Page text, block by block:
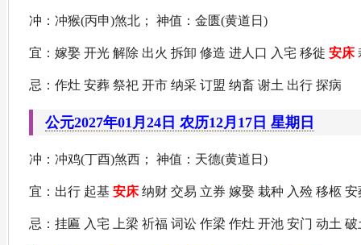
冲：冲猴(丙申)煞北； 神值：金匮(黄道日)
宜：嫁娶 开光 解除 出火 拆卸 修造 进人口 入宅 移徙 安床
忌：作灶 安葬 祭祀 开市 纳采 订盟 纳畜 谢土 出行 探病
公元2027年01月24日 农历12月17日 星期日
冲：冲鸡(丁酉)煞西； 神值：天德(黄道日)
宜：出行 起基 安床纳财 交易 立券 嫁娶 栽种 入殓 移柩 安
忌：挂匾 入宅 上梁 祈福 词讼 作梁 作灶 开池 安门 动土 破